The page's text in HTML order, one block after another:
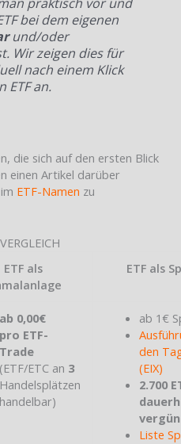
bei dem eigenen
und/oder
Wir zeigen dies für
nach einem Klick
ETF an.
die sich auf den ersten Blick
einen Artikel darüber
ETF-Namen zu
ETF als
ETF als
ab 0,00€
pro ETF-
Trade
(ETF/ETC an 3
Handelsplätzen
handelbar)
ab 1€
den
(EIX)
2.700
Liste